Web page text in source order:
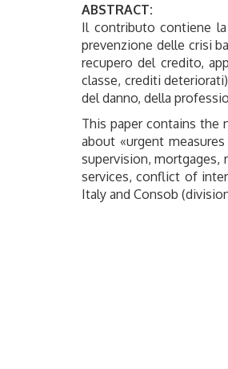
ABSTRACT:
Il contributo contiene la
prevenzione delle crisi
recupero del credito,
classe, crediti
del danno, della
This paper contains the
about «urgent
supervision, mortgages,
services, conflict of
Italy and Consob